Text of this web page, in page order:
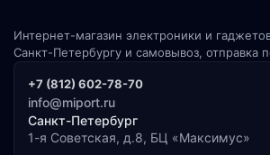
Интернет-магазин электроники и
Санкт-Петербургу и самовывоз, отправка
+7 (812) 602-78-70
info@miport.ru
Санкт-Петербург
1-я Советская, д.8, БЦ «Максимус»